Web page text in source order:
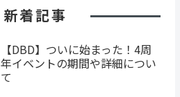
新着記事
【DBD】ついに始まった！4周
年イベントの期間や詳細につい
て